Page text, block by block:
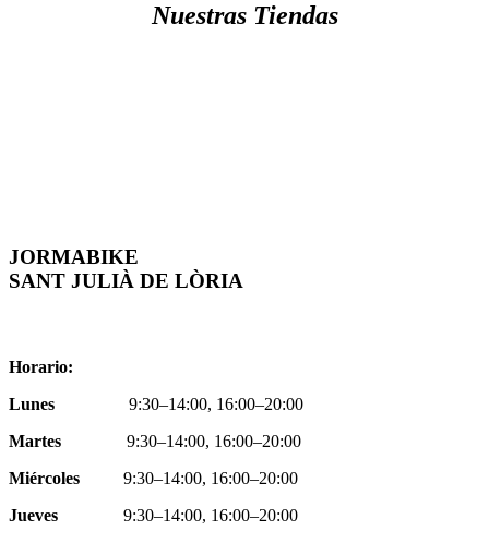
Nuestras Tiendas
JORMABIKE
SANT JULIÀ DE LÒRIA
Horario:
Lunes
9:30–14:00, 16:00–20:00
Martes
9:30–14:00, 16:00–20:00
Miércoles 9:30–14:00, 16:00–20:00
Jueves
9:30–14:00, 16:00–20:00